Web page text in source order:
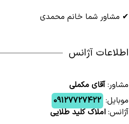
✔ مشاور شما خانم محمدی
اطلاعات آژانس
مشاور:آقای مکملی
موبایل: 09127727422
آژانس: املاک کلید طلایی